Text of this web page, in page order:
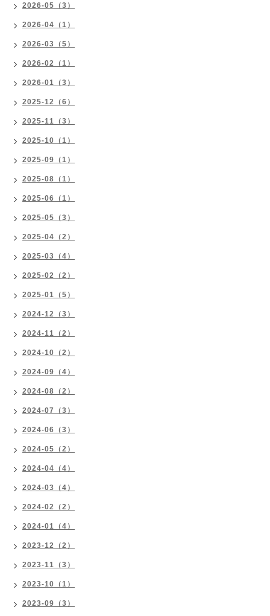
2026-05（3）
2026-04（1）
2026-03（5）
2026-02（1）
2026-01（3）
2025-12（6）
2025-11（3）
2025-10（1）
2025-09（1）
2025-08（1）
2025-06（1）
2025-05（3）
2025-04（2）
2025-03（4）
2025-02（2）
2025-01（5）
2024-12（3）
2024-11（2）
2024-10（2）
2024-09（4）
2024-08（2）
2024-07（3）
2024-06（3）
2024-05（2）
2024-04（4）
2024-03（4）
2024-02（2）
2024-01（4）
2023-12（2）
2023-11（3）
2023-10（1）
2023-09（3）